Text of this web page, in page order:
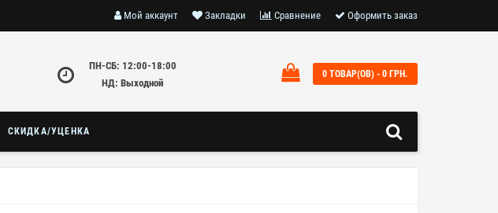
Мой аккаунт Закладки Сравнение Оформить заказ
ПН-СБ: 12:00-18:00
НД: Выходной
0 ТОВАР(ОВ) - 0 ГРН.
СКИДКА/УЦЕНКА